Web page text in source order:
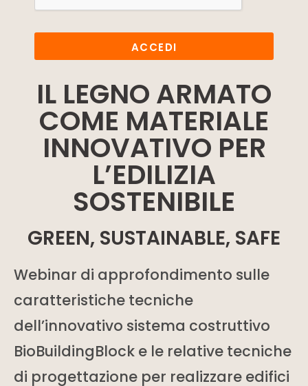
ACCEDI
IL LEGNO ARMATO
COME MATERIALE
INNOVATIVO PER
L’EDILIZIA
SOSTENIBILE
GREEN, SUSTAINABLE, SAFE
Webinar di approfondimento sulle
caratteristiche tecniche
dell’innovativo sistema costruttivo
BioBuildingBlock e le relative tecniche
di progettazione per realizzare edifici